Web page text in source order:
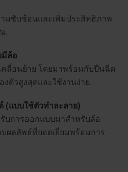
มซับซ้อนและเพิ่มประสิทธิภาพ
.
มีล้อ
คลื่อนย้าย โดยมาพร้อมกับปืนฉีด
ตัวสูงสุดและใช้งานง่าย.
(แบบใช้ตัวทำละลาย)
บการออกแบบมาสำหรับล้อ
ผลลัพธ์ที่ยอดเยี่ยมพร้อมการ